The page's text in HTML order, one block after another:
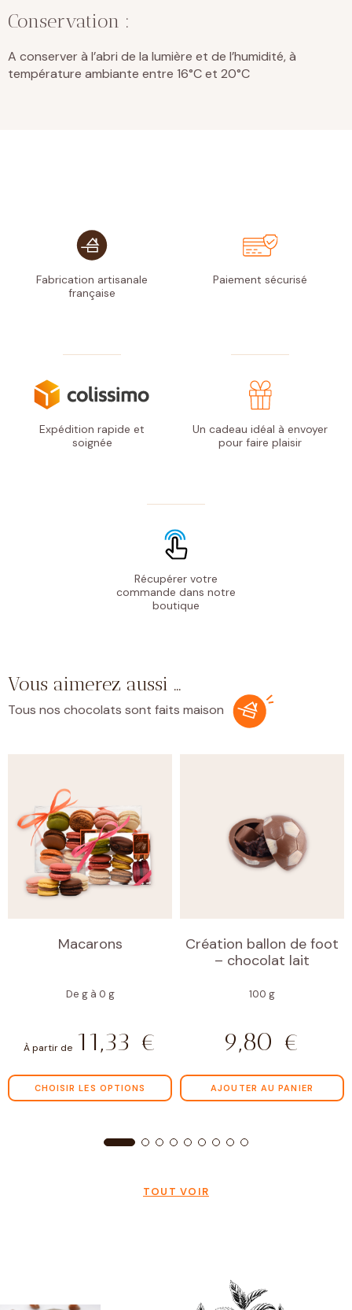
Conservation :
A conserver à l’abri de la lumière et de l’humidité, à
température ambiante entre 16°C et 20°C
Fabrication artisanale
française
Paiement sécurisé
Expédition rapide et
soignée
Un cadeau idéal à envoyer
pour faire plaisir
Récupérer votre
commande dans notre
boutique
Vous aimerez aussi …
Tous nos chocolats sont faits maison
Macarons
De g à 0 g
À partir de 11,33 €
CHOISIR LES OPTIONS
Création ballon de foot
– chocolat lait
100 g
9,80 €
AJOUTER AU PANIER
TOUT VOIR